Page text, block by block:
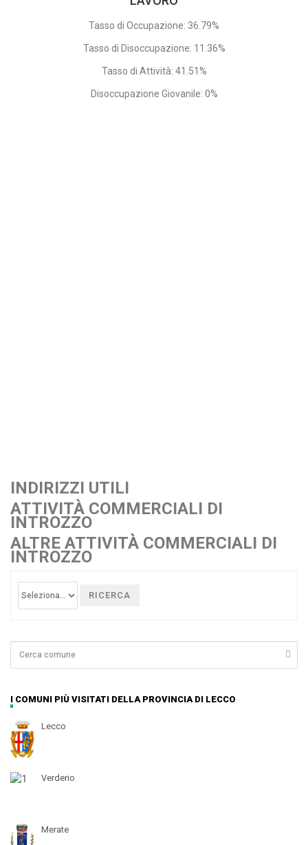
Tasso di Occupazione: 36.79%
Tasso di Disoccupazione: 11.36%
Tasso di Attività: 41.51%
Disoccupazione Giovanile: 0%
INDIRIZZI UTILI
ATTIVITÀ COMMERCIALI DI
INTROZZO
ALTRE ATTIVITÀ COMMERCIALI DI
INTROZZO
RICERCA
I COMUNI PIÙ VISITATI DELLA PROVINCIA DI LECCO
Lecco
Verderio
Merate